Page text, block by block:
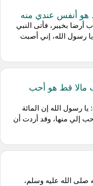
هو أنفس عندي منه
بخيبر، فأتى النبي
رسول الله، إني أصبت
مالا قط هو أحب
رسول الله إن المائة
إلي منها، وقد أردت أن
الله عليه وسلم،